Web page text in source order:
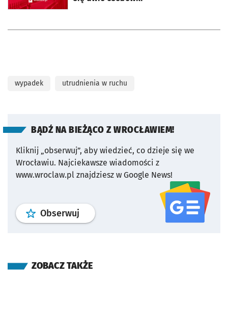
wypadek utrudnienia w ruchu
BĄDŹ NA BIEŻĄCO Z WROCŁAWIEM!
Kliknij „obserwuj”, aby wiedzieć, co dzieje się we
Wrocławiu. Najciekawsze wiadomości z
www.wroclaw.pl znajdziesz w Google News!
Obserwuj profil serwisu
ZOBACZ TAKŻE